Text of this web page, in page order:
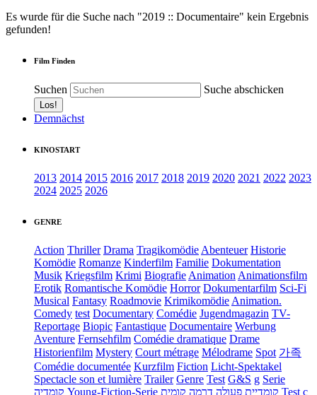
Es wurde für die Suche nach "2019 :: Documentaire" kein Ergebnis
gefunden!
Film Finden
Suchen Suche abschicken
Demnächst
KINOSTART
2013 2014 2015 2016 2017 2018 2019 2020 2021 2022 2023
2024 2025 2026
GENRE
Action Thriller Drama Tragikomödie Abenteuer Historie
Komödie Romanze Kinderfilm Familie Dokumentation
Musik Kriegsfilm Krimi Biografie Animation Animationsfilm
Erotik Romantische Komödie Horror Dokumentarfilm Sci-Fi
Musical Fantasy Roadmovie Krimikomödie Animation.
Comedy test Documentary Comédie Jugendmagazin TV-
Reportage Biopic Fantastique Documentaire Werbung
Aventure Fernsehfilm Comédie dramatique Drame
Historienfilm Mystery Court métrage Mélodrame Spot 가족
Comédie documentée Kurzfilm Fiction Licht-Spektakel
Spectacle son et lumière Trailer Genre Test G&S g Serie
קומדיה Young-Fiction-Serie קומדיית פעולה דרמה קומית
Test c